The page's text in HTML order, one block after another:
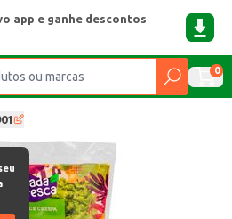
app e ganhe descontos
0